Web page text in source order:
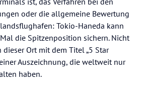
oder die allgemeine Bewertung
Tokio-Haneda kann
die Spitzenposition sichern. Nicht
Ort mit dem Titel „5 Star
Auszeichnung, die weltweit nur
haben.